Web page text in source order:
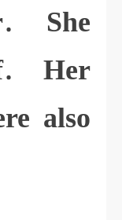
She
Her
also